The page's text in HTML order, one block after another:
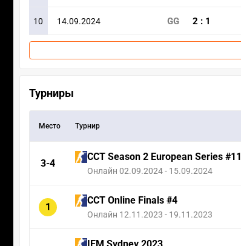
10 14.09.2024 GG 2 : 1
Турниры
Место Турнир
3-4
CCT Season 2 European Series #11
Онлайн 02.09.2024 - 15.09.2024
1
CCT Online Finals #4
Онлайн 12.11.2023 - 19.11.2023